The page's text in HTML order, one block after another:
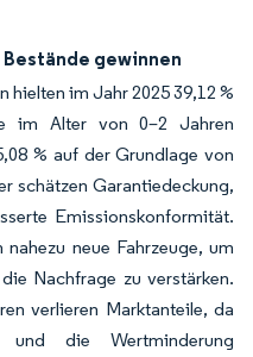
gewinnen
hielten im Jahr 2025 39,12 %
im Alter von 0–2 Jahren
% auf der Grundlage von
schätzen Garantiedeckung,
Emissionskonformität.
neue Fahrzeuge, um
Nachfrage zu verstärken.
verlieren Marktanteile, da
und die Wertminderung